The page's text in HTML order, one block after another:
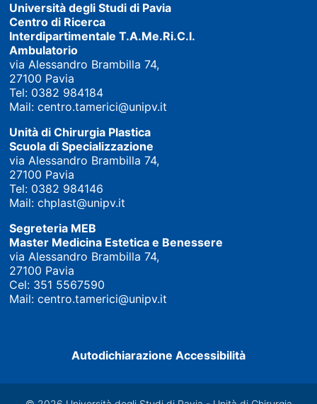
Università degli Studi di Pavia
Centro di Ricerca
Interdipartimentale T.A.Me.Ri.C.I.
Ambulatorio
via Alessandro Brambilla 74,
27100 Pavia
Tel: 0382 984184
Mail:centro.tamerici@unipv.it
Unità di Chirurgia Plastica
Scuola di Specializzazione
via Alessandro Brambilla 74,
27100 Pavia
Tel: 0382 984146
Mail:chplast@unipv.it
Segreteria MEB
Master Medicina Estetica e Benessere
via Alessandro Brambilla 74,
27100 Pavia
Cel: 351 5567590
Mail:centro.tamerici@unipv.it
Autodichiarazione Accessibilità